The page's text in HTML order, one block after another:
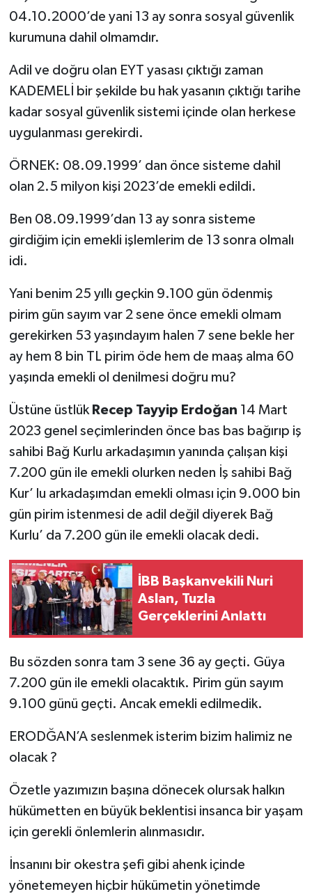
04.10.2000’de yani 13 ay sonra sosyal güvenlik
kurumuna dahil olmamdır.
Adil ve doğru olan EYT yasası çıktığı zaman
KADEMELİ bir şekilde bu hak yasanın çıktığı tarihe
kadar sosyal güvenlik sistemi içinde olan herkese
uygulanması gerekirdi.
ÖRNEK: 08.09.1999’ dan önce sisteme dahil
olan 2.5 milyon kişi 2023’de emekli edildi.
Ben 08.09.1999’dan 13 ay sonra sisteme
girdiğim için emekli işlemlerim de 13 sonra olmalı
idi.
Yani benim 25 yıllı geçkin 9.100 gün ödenmiş
pirim gün sayım var 2 sene önce emekli olmam
gerekirken 53 yaşındayım halen 7 sene bekle her
ay hem 8 bin TL pirim öde hem de maaş alma 60
yaşında emekli ol denilmesi doğru mu?
Üstüne üstlük Recep Tayyip Erdoğan 14 Mart
2023 genel seçimlerinden önce bas bas bağırıp iş
sahibi Bağ Kurlu arkadaşımın yanında çalışan kişi
7.200 gün ile emekli olurken neden İş sahibi Bağ
Kur’ lu arkadaşımdan emekli olması için 9.000 bin
gün pirim istenmesi de adil değil diyerek Bağ
Kurlu’ da 7.200 gün ile emekli olacak dedi.
İBB Başkanvekili Nuri
Aslan, Tuzla
Gerçeklerini Anlattı
Bu sözden sonra tam 3 sene 36 ay geçti. Güya
7.200 gün ile emekli olacaktık. Pirim gün sayım
9.100 günü geçti. Ancak emekli edilmedik.
ERODĞAN’A seslenmek isterim bizim halimiz ne
olacak ?
Özetle yazımızın başına dönecek olursak halkın
hükümetten en büyük beklentisi insanca bir yaşam
için gerekli önlemlerin alınmasıdır.
İnsanını bir okestra şefi gibi ahenk içinde
yönetemeyen hiçbir hükümetin yönetimde